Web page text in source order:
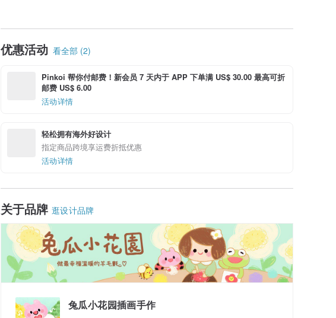
优惠活动 看全部 (2)
Pinkoi 帮你付邮费！新会员 7 天内于 APP 下单满 US$ 30.00 最高可折
邮费 US$ 6.00
活动详情
轻松拥有海外好设计
指定商品跨境享运费折抵优惠
活动详情
关于品牌 逛设计品牌
兔瓜小花园插画手作